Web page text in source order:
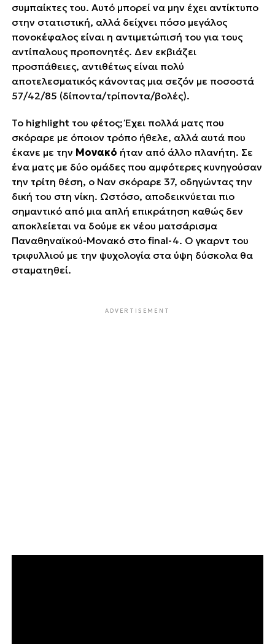
συμπαίκτες του. Αυτό μπορεί να μην έχει αντίκτυπο
στην στατιστική, αλλά δείχνει πόσο μεγάλος
΄΄πονοκέφαλος΄΄ είναι η αντιμετώπισή του για τους
αντίπαλους προπονητές. Δεν εκβιάζει
προσπάθειες, αντιθέτως είναι πολύ
αποτελεσματικός κάνοντας μια σεζόν με ποσοστά
57/42/85 (δίποντα/τρίποντα/βολές).
Το highlight του φέτος; Έχει πολλά ματς που
σκόραρε με όποιον τρόπο ήθελε, αλλά αυτά που
έκανε με την Μονακό ήταν από άλλο πλανήτη. Σε
ένα ματς με δύο ομάδες που αμφότερες κυνηγούσαν
την τρίτη θέση, ο Ναν σκόραρε 37, οδηγώντας την
δική του στη νίκη. Ωστόσο, αποδεικνύεται πιο
σημαντικό από μια απλή επικράτηση καθώς δεν
αποκλείεται να δούμε εκ νέου ματσάρισμα
Παναθηναϊκού-Μονακό στο final-4. Ο γκαρντ του
΄΄τριφυλλιού΄΄ με την ψυχολογία στα ύψη δύσκολα θα
σταματηθεί.
ADVERTISEMENT